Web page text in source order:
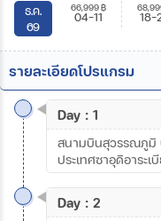
ธ.ค.
69
66,999฿
04-11 18-
รายละเอียดโปรแกรม
Day : 1
สนามบินสุวรรณภูมิ
ประเทศซาอุดิอาระเ
Day : 2